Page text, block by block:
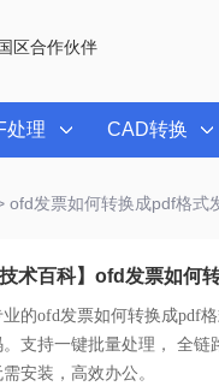
区合作伙伴
处理 CAD转换
ofd发票如何转换成pdf格式
技术百科】ofd发票如何
的ofd发票如何转换成pdf
不乱码
需安装，高效办公。